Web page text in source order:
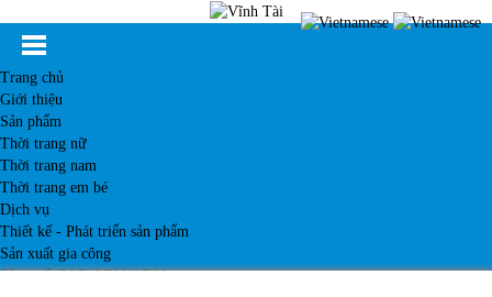
Trang chủ
Giới thiệu
Sản phẩm
Thời trang nữ
Thời trang nam
Thời trang em bé
Dịch vụ
Thiết kế - Phát triển sản phẩm
Sản xuất gia công
Sản xuất FOB/OEM/ODM